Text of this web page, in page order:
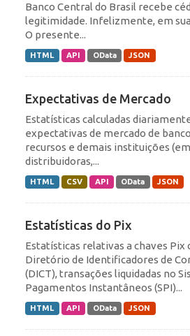
Banco Central do Brasil recebe
legitimidade. Infelizmente, em
O presente...
HTML API OData JSON
Expectativas de Mercado
Estatísticas calculadas
expectativas de mercado de
recursos e demais instituições
distribuidoras,...
HTML CSV API OData JSON
Estatísticas do Pix
Estatísticas relativas a chaves Pix
Diretório de Identificadores de
(DICT), transações liquidadas no
Pagamentos Instantâneos (SPI)...
HTML API OData JSON